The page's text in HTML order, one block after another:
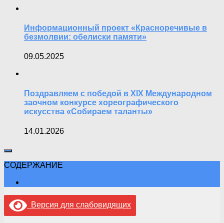
Информационный проект «Красноречивые в
безмолвии: обелиски памяти»
09.05.2025
Поздравляем с победой в XIX Международном
заочном конкурсе хореографического
искусства «Собираем таланты»
14.01.2026
СОДЕРЖАНИЕ
Версия для слабовидящих